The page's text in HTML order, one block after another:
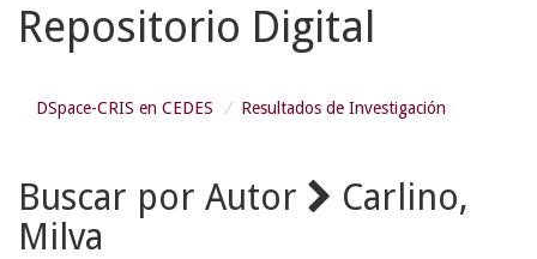
Repositorio Digital
DSpace-CRIS en CEDES Resultados de Investigación
Buscar por Autor
Carlino,
Milva